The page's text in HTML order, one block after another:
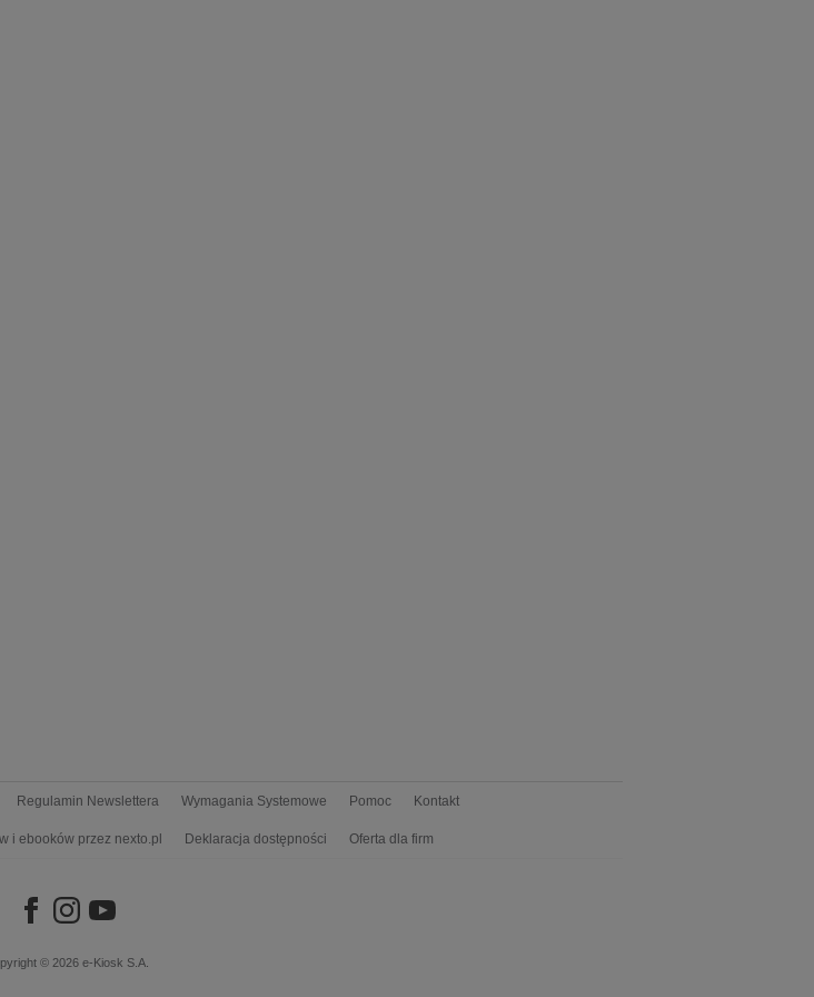
Regulamin Newslettera Wymagania Systemowe Pomoc Kontakt
i ebooków przez nexto.pl Deklaracja dostępności Oferta dla firm
© 2026 e-Kiosk S.A.